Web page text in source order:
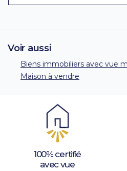
Voir aussi
Biens immobiliers avec vue
Maison à vendre
100% certifié
avec vue